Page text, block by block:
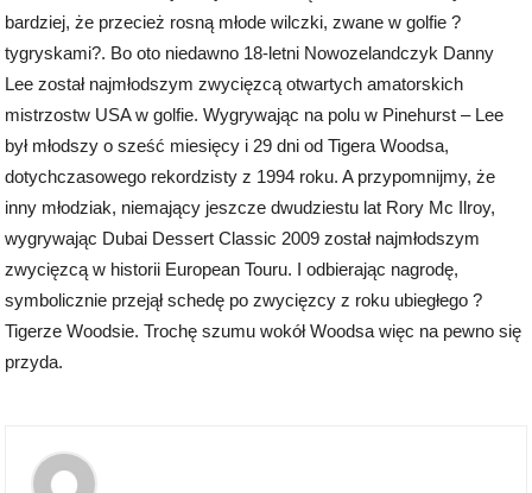
bardziej, że przecież rosną młode wilczki, zwane w golfie ?
tygryskami?. Bo oto niedawno 18-letni Nowozelandczyk Danny
Lee został najmłodszym zwycięzcą otwartych amatorskich
mistrzostw USA w golfie. Wygrywając na polu w Pinehurst – Lee
był młodszy o sześć miesięcy i 29 dni od Tigera Woodsa,
dotychczasowego rekordzisty z 1994 roku. A przypomnijmy, że
inny młodziak, niemający jeszcze dwudziestu lat Rory Mc Ilroy,
wygrywając Dubai Dessert Classic 2009 został najmłodszym
zwycięzcą w historii European Touru. I odbierając nagrodę,
symbolicznie przejął schedę po zwycięzcy z roku ubiegłego ?
Tigerze Woodsie. Trochę szumu wokół Woodsa więc na pewno się
przyda.